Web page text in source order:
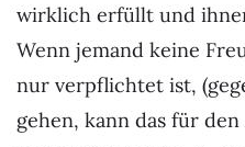
wirklich erfüllt und
Wenn jemand keine
nur verpflichtet ist,
gehen, kann das für